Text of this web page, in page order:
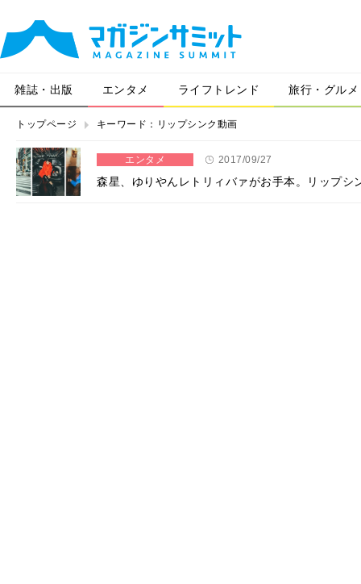
雑誌・出版 エンタメ ライフトレンド 旅行・グルメ
トップページ キーワード：リップシンク動画
エンタメ 2017/09/27
森星、ゆりやんレトリィバァがお手本。リップ